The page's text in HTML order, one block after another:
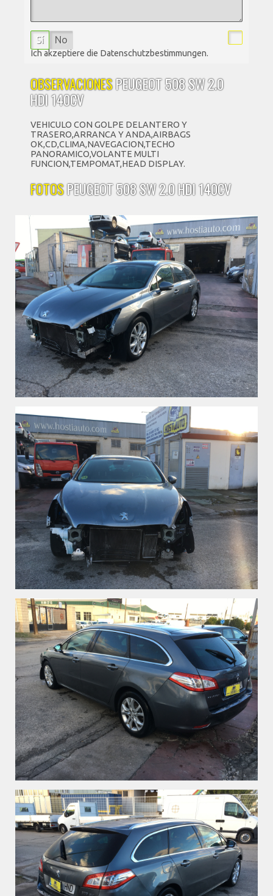
Sí No
Ich akzeptiere die Datenschutzbestimmungen.
OBSERVACIONESPEUGEOT 508 SW 2.0
HDI 140CV
VEHICULO CON GOLPE DELANTERO Y
TRASERO,ARRANCA Y ANDA,AIRBAGS
OK,CD,CLIMA,NAVEGACION,TECHO
PANORAMICO,VOLANTE MULTI
FUNCION,TEMPOMAT,HEAD DISPLAY.
FOTOSPEUGEOT 508 SW 2.0 HDI 140CV